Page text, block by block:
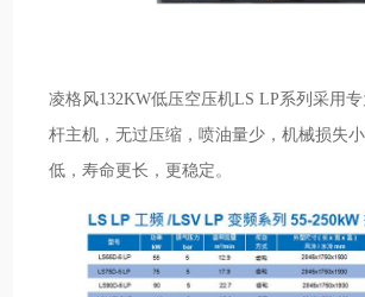
凌格风132KW低压空压机LS LP系列采用
杆主机，无过压缩，喷油量少，机械损失
低，寿命更长，更稳定。